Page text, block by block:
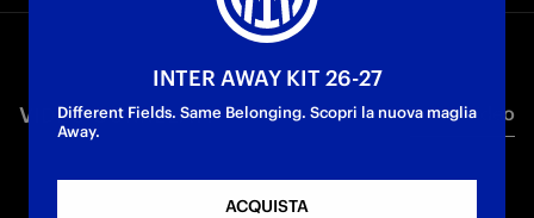
Twitter
Whatsapp
VIDEO CORRELATI Tutti i video
INTER AWAY KIT 26-27
Different Fields. Same Belonging. Scopri la nuova maglia
Away.
ACQUISTA